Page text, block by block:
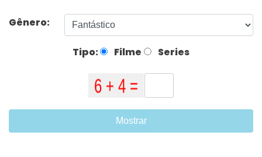
Gênero:
Tipo: Filme Series
Mostrar